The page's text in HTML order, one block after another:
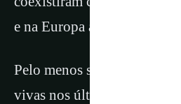
e na Europa até há apenas
Pelo menos seis espécies
vivas nos últimos 100 mil